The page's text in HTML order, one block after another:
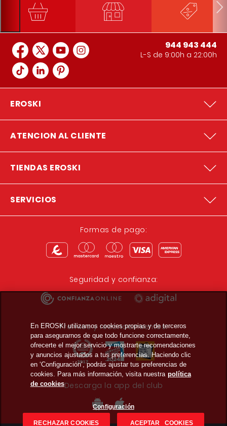
944 943 444
L-S de 9:00h a 22:00h
EROSKI
ATENCION AL CLIENTE
TIENDAS EROSKI
SERVICIOS
Formas de pago:
Seguridad y confianza:
Premios y reconocimientos:
Descarga la app del club
En EROSKI utilizamos cookies propias y de terceros
para asegurarnos de que todo funcione correctamente,
ofrecerte el mejor servicio y mostrarte recomendaciones
y anuncios ajustados a tus preferencias. Haciendo clic
en ‘Configuración’, podrás ajustar tus preferencias de
cookies. Para más información, visita nuestra política
de cookies
Configuración
RECHAZAR COOKIES ACEPTAR COOKIES